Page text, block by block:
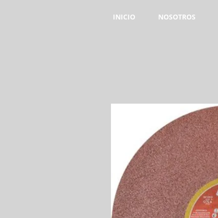
INICIO NOSOTROS